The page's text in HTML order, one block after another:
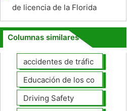
de licencia de la Florida
Columnas similares
accidentes de tráfico
Educación de los conductores
Driving Safety